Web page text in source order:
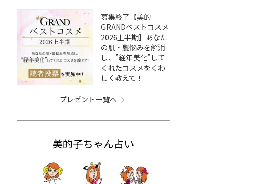
募集終了【美的
GRANDベストコスメ
2026上半期】あなた
の肌・髪悩みを解消
し、”経年美化”して
くれたコスメをくわ
しく教えて！
プレゼント一覧へ
美的子ちゃん占い